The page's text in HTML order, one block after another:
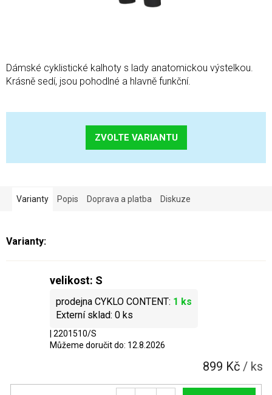
Dámské cyklistické kalhoty s lady anatomickou výstelkou.
Krásně sedí, jsou pohodlné a hlavně funkční.
ZVOLTE VARIANTU
Varianty Popis Doprava a platba Diskuze
velikost: S
1 ks
0 ks
| 2201510/S
Můžeme doručit do: 12.8.2026
899 Kč / ks